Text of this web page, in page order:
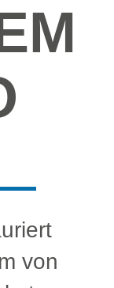
von